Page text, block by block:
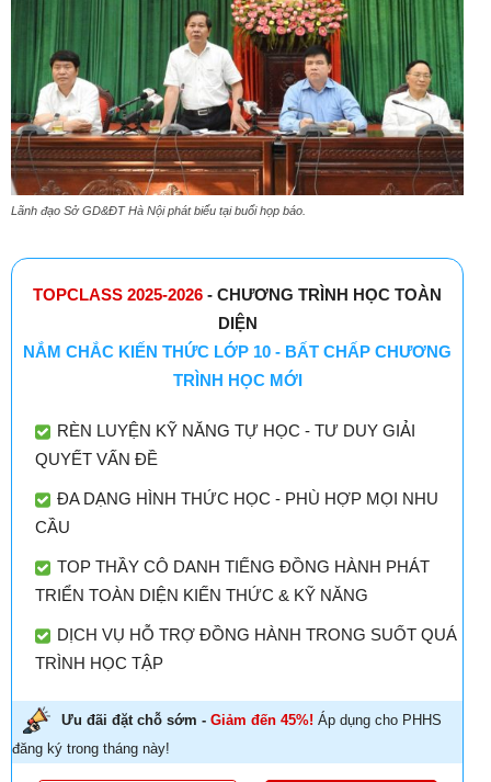
Lãnh đạo Sở GD&ĐT Hà Nội phát biểu tại buổi họp báo.
TOPCLASS 2025-2026 - CHƯƠNG TRÌNH HỌC TOÀN
DIỆN
NẮM CHẮC KIẾN THỨC LỚP 10 - BẤT CHẤP CHƯƠNG
TRÌNH HỌC MỚI
RÈN LUYỆN KỸ NĂNG TỰ HỌC - TƯ DUY GIẢI
QUYẾT VẤN ĐỀ
ĐA DẠNG HÌNH THỨC HỌC - PHÙ HỢP MỌI NHU
CẦU
TOP THẦY CÔ DANH TIẾNG ĐỒNG HÀNH PHÁT
TRIỂN TOÀN DIỆN KIẾN THỨC & KỸ NĂNG
DỊCH VỤ HỖ TRỢ ĐỒNG HÀNH TRONG SUỐT QUÁ
TRÌNH HỌC TẬP
Ưu đãi đặt chỗ sớm - Giảm đến 45%! Áp dụng cho PHHS
đăng ký trong tháng này!